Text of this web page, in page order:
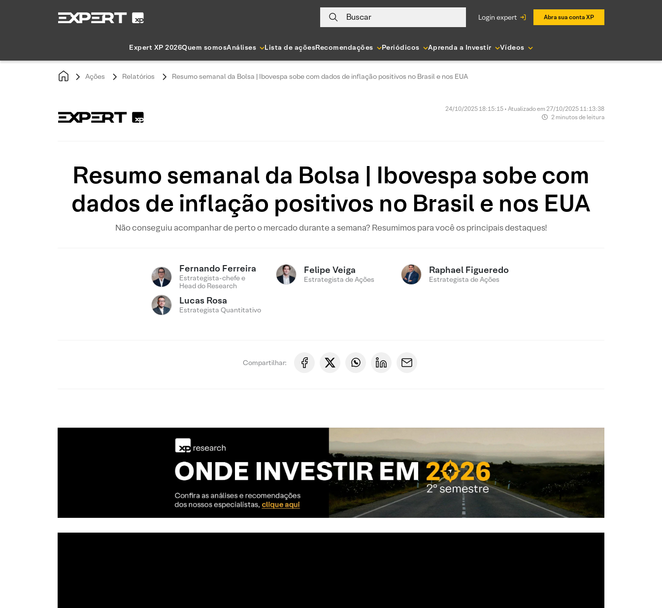
Buscar login expert Abra sua conta XP
Expert XP 2026Quem somosAnálises Lista de açõesRecomendações Periódicos Aprenda a Investir Vídeos
Ações Relatórios Resumo semanal da Bolsa | Ibovespa sobe com dados de inflação positivos no Brasil e nos EUA
24/10/2025 18:15:15 • Atualizado em 27/10/2025 11:13:38
2 minutos de leitura
Resumo semanal da Bolsa | Ibovespa sobe com
dados de inflação positivos no Brasil e nos EUA
Não conseguiu acompanhar de perto o mercado durante a semana? Resumimos para você os principais destaques!
Fernando Ferreira
Estrategista-chefe e
Head do Research
Felipe Veiga
Estrategista de Ações
Raphael Figueredo
Estrategista de Ações
Lucas Rosa
Estrategista Quantitativo
Compartilhar: